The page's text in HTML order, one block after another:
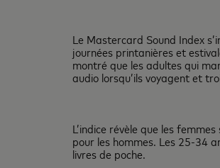
Le Mastercard Sound Index
journées printanières et
montré que les adultes qui
audio lorsqu’ils voyagent et
L’indice révèle que les
pour les hommes. Les 25-34
livres de poche.